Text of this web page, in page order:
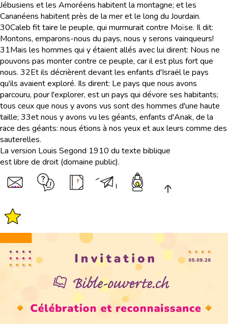
Jébusiens et les Amoréens habitent la montagne; et les
Cananéens habitent près de la mer et le long du Jourdain.
30Caleb fit taire le peuple, qui murmurait contre Moïse. Il dit:
Montons, emparons-nous du pays, nous y serons vainqueurs!
31Mais les hommes qui y étaient allés avec lui dirent: Nous ne
pouvons pas monter contre ce peuple, car il est plus fort que
nous. 32Et ils décrièrent devant les enfants d'Israël le pays
qu'ils avaient exploré. Ils dirent: Le pays que nous avons
parcouru, pour l'explorer, est un pays qui dévore ses habitants;
tous ceux que nous y avons vus sont des hommes d'une haute
taille; 33et nous y avons vu les géants, enfants d'Anak, de la
race des géants: nous étions à nos yeux et aux leurs comme des
sauterelles.
La version Louis Segond 1910 du texte biblique
est libre de droit (domaine public).